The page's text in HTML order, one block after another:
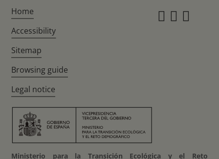
Home
Accessibility
Sitemap
Browsing guide
Legal notice
Ministerio para la Transición Ecológica y el Reto